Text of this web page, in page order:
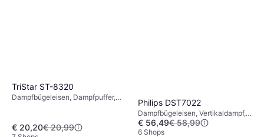
TriStar ST-8320
Dampfbügeleisen, Dampfpuffer,
Dampfkapazität: 25g, 370 ml
€ 20,20€ 20,99
Philips DST7022
Dampfbügeleisen, Vertikaldampf,
Dampfpuffer, Sprüher, 2800 W,
Dampfkapazität: 50g, 300 ml 33.5
€ 56,49€ 58,99
6 Shops